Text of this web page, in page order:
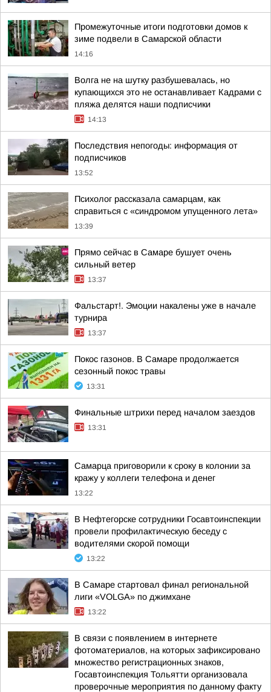
Промежуточные итоги подготовки домов к
зиме подвели в Самарской области
14:16
Волга не на шутку разбушевалась, но
купающихся это не останавливает Кадрами с
пляжа делятся наши подписчики
14:13
Последствия непогоды: информация от
подписчиков
13:52
Психолог рассказала самарцам, как
справиться с «синдромом упущенного лета»
13:39
Прямо сейчас в Самаре бушует очень
сильный ветер
13:37
Фальстарт!. Эмоции накалены уже в начале
турнира
13:37
Покос газонов. В Самаре продолжается
сезонный покос травы
13:31
Финальные штрихи перед началом заездов
13:31
Самарца приговорили к сроку в колонии за
кражу у коллеги телефона и денег
13:22
В Нефтегорске сотрудники Госавтоинспекции
провели профилактическую беседу с
водителями скорой помощи
13:22
В Самаре стартовал финал региональной
лиги «VOLGA» по джимхане
13:22
В связи с появлением в интернете
фотоматериалов, на которых зафиксировано
множество регистрационных знаков,
Госавтоинспекция Тольятти организовала
проверочные мероприятия по данному факту